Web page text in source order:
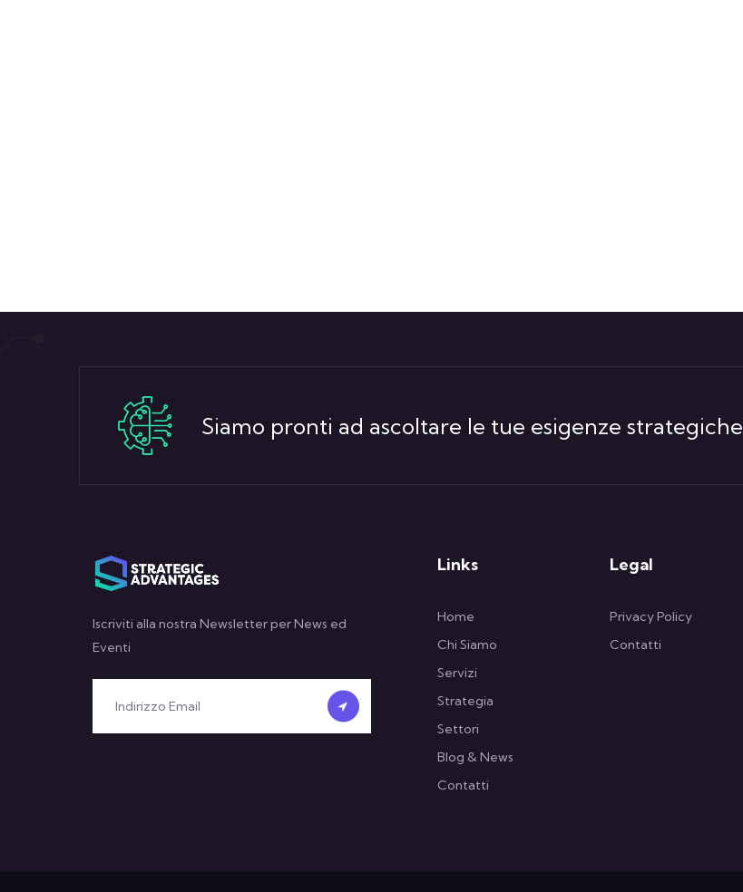
Siamo pronti ad ascoltare le tue esigenze strategiche
Iscriviti alla nostra Newsletter per News ed
Eventi
Links
Home
Chi Siamo
Servizi
Strategia
Settori
Blog & News
Contatti
Legal
Privacy Policy
Contatti